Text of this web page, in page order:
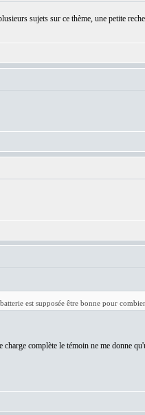
sujets sur ce thème, une petite
est supposée être bonne pour
complète le témoin ne me donne